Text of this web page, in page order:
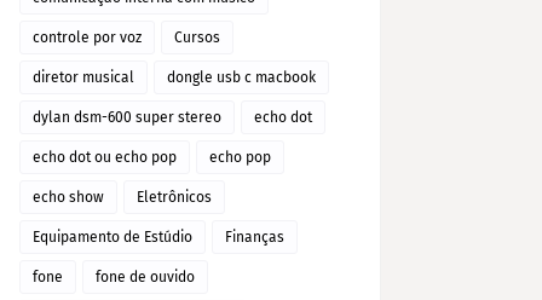
controle por voz Cursos
diretor musical dongle usb c macbook
dylan dsm-600 super stereo echo dot
echo dot ou echo pop echo pop
echo show Eletrônicos
Equipamento de Estúdio Finanças
fone fone de ouvido